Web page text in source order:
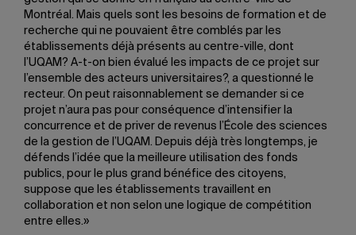
Montréal. Mais quels sont les besoins de formation et de
recherche qui ne pouvaient être comblés par les
établissements déjà présents au centre-ville, dont
l’UQAM? A-t-on bien évalué les impacts de ce projet sur
l’ensemble des acteurs universitaires?, a questionné le
recteur. On peut raisonnablement se demander si ce
projet n’aura pas pour conséquence d’intensifier la
concurrence et de priver de revenus l’École des sciences
de la gestion de l’UQAM. Depuis déjà très longtemps, je
défends l’idée que la meilleure utilisation des fonds
publics, pour le plus grand bénéfice des citoyens,
suppose que les établissements travaillent en
collaboration et non selon une logique de compétition
entre elles.»